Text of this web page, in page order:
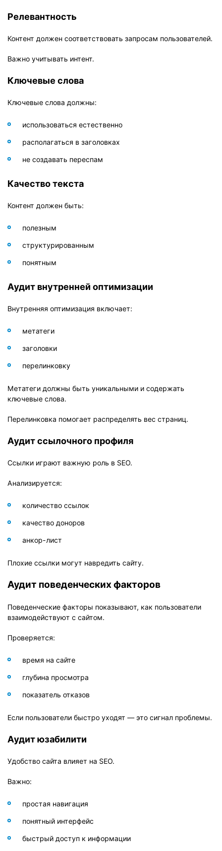
Релевантность
Контент должен соответствовать запросам пользователей.
Важно учитывать интент.
Ключевые слова
Ключевые слова должны:
использоваться естественно
располагаться в заголовках
не создавать переспам
Качество текста
Контент должен быть:
полезным
структурированным
понятным
Аудит внутренней оптимизации
Внутренняя оптимизация включает:
метатеги
заголовки
перелинковку
Метатеги должны быть уникальными и содержать
ключевые слова.
Перелинковка помогает распределять вес страниц.
Аудит ссылочного профиля
Ссылки играют важную роль в SEO.
Анализируется:
количество ссылок
качество доноров
анкор-лист
Плохие ссылки могут навредить сайту.
Аудит поведенческих факторов
Поведенческие факторы показывают, как пользователи
взаимодействуют с сайтом.
Проверяется:
время на сайте
глубина просмотра
показатель отказов
Если пользователи быстро уходят — это сигнал проблемы.
Аудит юзабилити
Удобство сайта влияет на SEO.
Важно:
простая навигация
понятный интерфейс
быстрый доступ к информации